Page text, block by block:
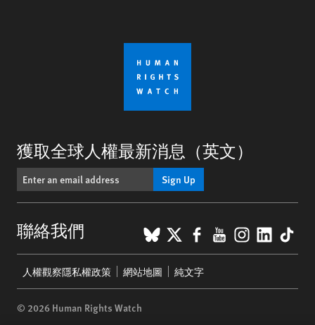
獲取全球人權最新消息（英文）
Sign Up
聯絡我們 BlueSky
X Facebook
YouTube
menu
人權觀察隱私權政策 網站地圖 純文字
© 2026 Human Rights Watch